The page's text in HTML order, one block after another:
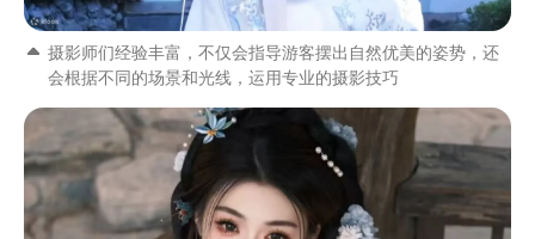
摄影师们经验丰富，不仅会指导游客摆出自然优美的姿势，还
会根据不同的场景和光线，运用专业的摄影技巧